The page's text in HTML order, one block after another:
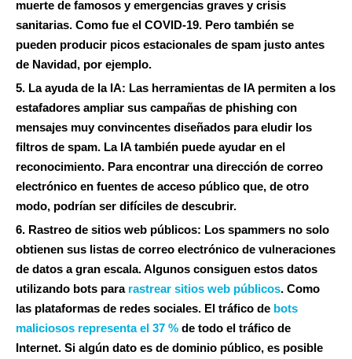
muerte de famosos y emergencias graves y crisis
sanitarias. Como fue el COVID-19. Pero también se
pueden producir picos estacionales de spam justo antes
de Navidad, por ejemplo.
5. La ayuda de la IA: Las herramientas de IA permiten a los
estafadores ampliar sus campañas de phishing con
mensajes muy convincentes diseñados para eludir los
filtros de spam. La IA también puede ayudar en el
reconocimiento. Para encontrar una dirección de correo
electrónico en fuentes de acceso público que, de otro
modo, podrían ser difíciles de descubrir.
6. Rastreo de sitios web públicos: Los spammers no solo
obtienen sus listas de correo electrónico de vulneraciones
de datos a gran escala. Algunos consiguen estos datos
utilizando bots para rastrear sitios web públicos. Como
las plataformas de redes sociales. El tráfico de bots
maliciosos representa el 37 % de todo el tráfico de
Internet. Si algún dato es de dominio público, es posible